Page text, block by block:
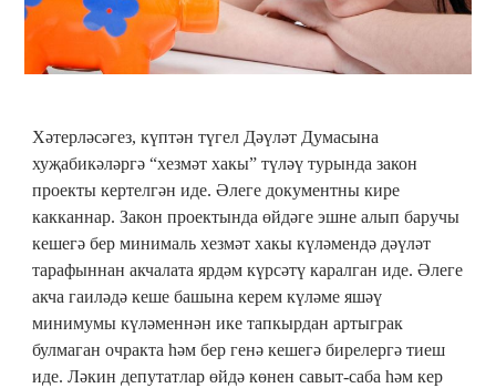
Хәтерләсәгез, күптән түгел Дәүләт Думасына
хуҗабикәләргә “хезмәт хакы” түләү турында закон
проекты кертелгән иде. Әлеге документны кире
какканнар. Закон проектында өйдәге эшне алып баручы
кешегә бер минималь хезмәт хакы күләмендә дәүләт
тарафыннан акчалата ярдәм күрсәтү каралган иде. Әлеге
акча гаиләдә кеше башына керем күләме яшәү
минимумы күләменнән ике тапкырдан артыграк
булмаган очракта һәм бер генә кешегә бирелергә тиеш
иде. Ләкин депутатлар өйдә көнен савыт-саба һәм кер